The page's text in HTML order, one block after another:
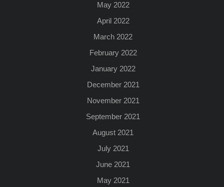
May 2022
April 2022
March 2022
February 2022
January 2022
December 2021
November 2021
September 2021
August 2021
July 2021
June 2021
May 2021